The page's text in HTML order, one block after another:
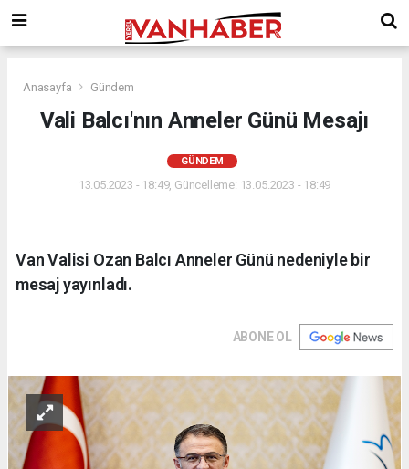
Anasayfa Gündem
Vali Balcı'nın Anneler Günü Mesajı
GÜNDEM
13.05.2023 - 18:49, Güncelleme: 13.05.2023 - 18:49
Van Valisi Ozan Balcı Anneler Günü nedeniyle bir
mesaj yayınladı.
ABONE OL